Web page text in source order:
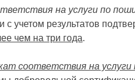
на услуги по
учетом результатов
чем на три года.
соответствия на услуги